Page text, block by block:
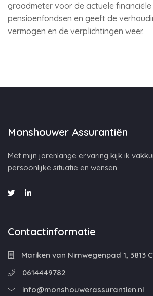
graadmeter voor de actuele
pensioenfondsen en geeft de
vermogen en de verplichtingen weer.
Monshouwer Assurantiën
Met mijn jarenlange ervaring kijk ik
persoonlijke situatie en wensen.
Contactinformatie
Mariken van Nimwegenpad 1, 3813
0614449782
info@monshouwerassurantien.nl